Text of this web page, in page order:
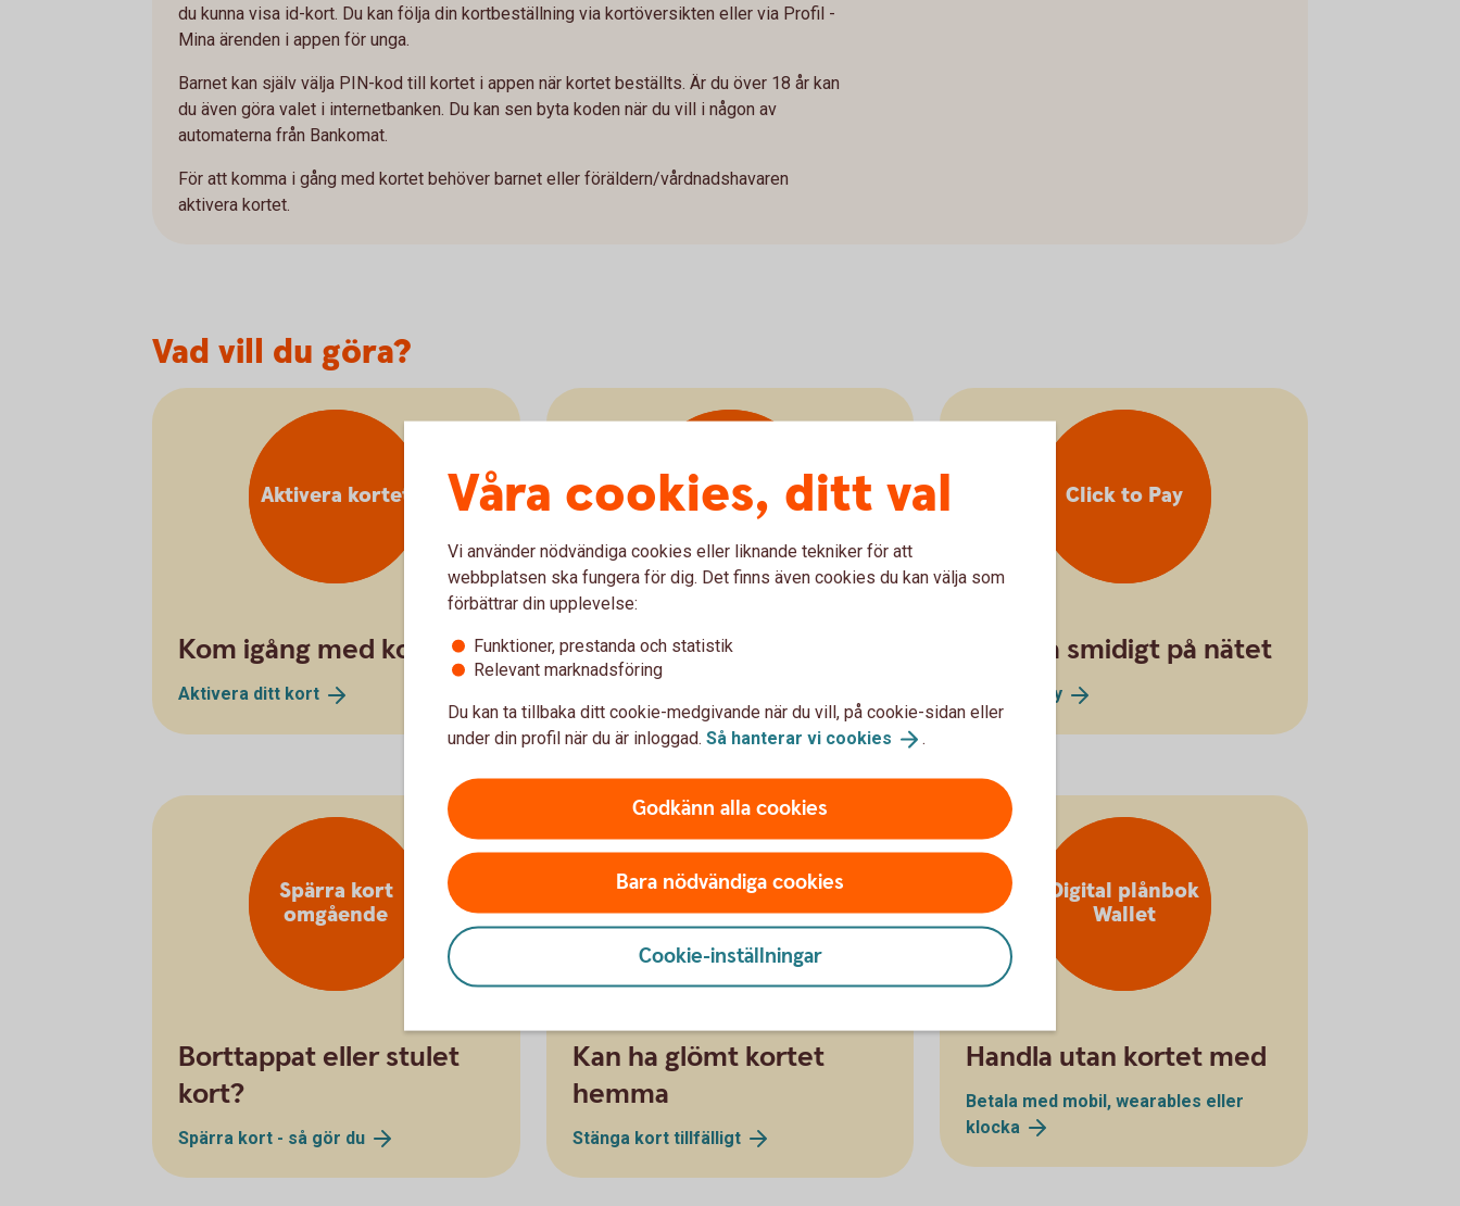
du kunna visa id-kort. Du kan följa din kortbeställning via kortöversikten eller via Profil -
Mina ärenden i appen för unga.
Barnet kan själv välja PIN-kod till kortet i appen när kortet beställts. Är du över 18 år kan
du även göra valet i internetbanken. Du kan sen byta koden när du vill i någon av
automaterna från Bankomat.
För att komma i gång med kortet behöver barnet eller föräldern/vårdnadshavaren
aktivera kortet.
Vad vill du göra?
Aktivera kortet
Kom igång med kortet
Aktivera ditt kort
Hantera PIN-
kod
Hantera kortets PIN-kod
Click to Pay
Shoppa smidigt på nätet
Pay
Spärra kort
omgående
Borttappat eller stulet
kort?
Spärra kort - så gör du
Stäng kort
tillfälligt
Kan ha glömt kortet
hemma
Stänga kort tillfälligt
Digital plånbok
Wallet
Handla utan kortet med
Betala med mobil, wearables eller
klocka
Våra cookies, ditt val
Vi använder nödvändiga cookies eller liknande tekniker för att
webbplatsen ska fungera för dig. Det finns även cookies du kan välja som
förbättrar din upplevelse:
Funktioner, prestanda och statistik
Relevant marknadsföring
Du kan ta tillbaka ditt cookie-medgivande när du vill, på cookie-sidan eller
under din profil när du är inloggad. Så hanterar vi cookies .
Godkänn alla cookies
Bara nödvändiga cookies
Cookie-inställningar